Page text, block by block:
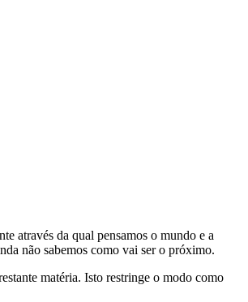
através da qual pensamos o mundo e a
não sabemos como vai ser o próximo.
matéria. Isto restringe o modo como